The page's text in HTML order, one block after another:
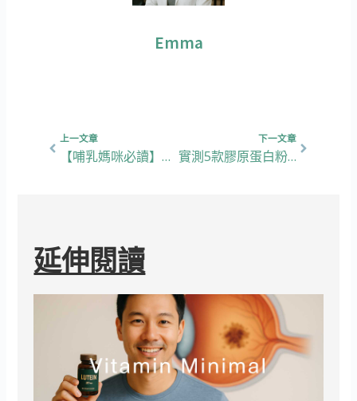
Emma
上一文章
【哺乳媽咪必讀】產後如何追奶？狂飲湯水就有用？奶量不夠怎麼辦?
下一文章
實測5款膠原蛋白粉！骨膠原點食最有效？點揀最適合嘅產品呢
延伸閱讀